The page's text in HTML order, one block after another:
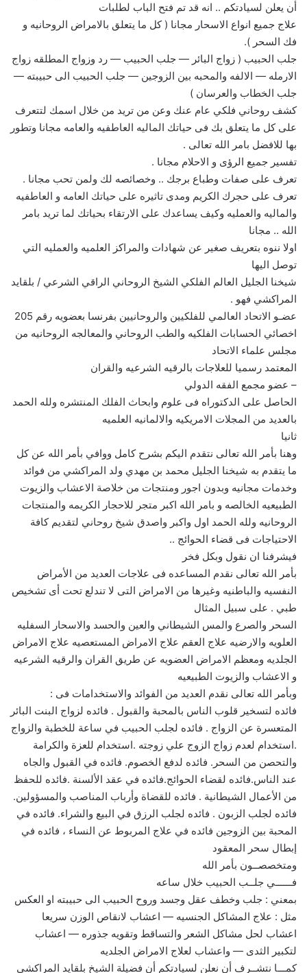
أن يعلن لسيادتكم .. انه قد تم فتح الباب لطلبات
علاج جميع انواع الاسحار مجانا ( كل ما يتعلق بالامراض الروحانيه و
فك السحر ).
جلب الحبيب ( زواج البائر — جلب الحبيب — رد وزواج المطلقه زواج
الارمله — الالفه والمحبه بين الزوجين — جلب الحبيب الى حبيبته —
جلب الخطاب والعرسان )
كشف روحاني فلكي عام عنك وعن من تريد من خلال اسمك لتتعرف
على كل ما يتعلق بك فى حياتك الماليه العاطفيه والعامه مجانا وتطور
بها للافضل بامر الله تعالى .
تفسير جميع الرؤى و الاحلام مجانا .
تعرف على صفات وطباع برجك .. وخصائصه لك ولمن تحب مجانا .
تعرف على حجرك الكريم ومدى تاثيره على حياتك العامه و العاطفيه
والماليه والعمليه وكيف يساعدك على الارتقاء بحياتك لما تريد بامر
الله .. مجانا
اولا ننوه بتعريف صغير عن شهادات والمراكز العلميه والعمليه التي
توصل اليها
شيخنا الجليل العالم الفلكي الشيخ الروحاني الراقي الشرعي / بلقايد
المراكشي فهو .
عضـو الاتحاد العالمي للفلكيين والروحانيين بفرنسا بعضويه رقم 205
اخصائي الحسابات الفلكيه والطب الروحاني والمعالجه الروحانيه من
مجلس علماء الاتحاد
المعتمد رسميا للعلاجات بالرقيه الشرعيه والقران
– عضو مجمع الفقه الدولي
الحاصل على الدكتوراه فى علوم وابحاث الفلك المنتشره ولله الحمد
بالعديد من المجلات الامريكيه والالمانيه العلميه
ثانيا
وهنا بأمر الله تعالى نتقدم اليكم بشرح كامل ووافي بأمر الله عن كل
ما يتقدم به شيخنا الجليل محمد بن مهدي ولد المراكشي من فوائد
وخدمات مجانيه وبدون اجور ومنتجات من خلاصة الاعشاب والزيوت
الطبيعيه الخالصه و بامر الله اكبر متجر للاحجار الكريمه والمنتجات
الروحانيه ولله الحمد اول واكبر واصدق شيخ روحاني لتقديم كافة
الاحتياجات فى قضاء الحوائج ..
فيشرفنا ان نقول وبكل فخر
بأمر الله تعالى نقدم المساعده فى علاجات العديد من الأمراض
النفسيه والباطنيه وغيرها من الامراض التى لا تندلع تحت أى تشخيص
طبي . على سبيل المثال
السحر والصرع والمس الشيطاني والعين والحسد والاسحار السفليه
العلويه والارضيه علاج العقم علاج الامراض المستعصيه علاج الامراض
الجلديه ومعظم الامراض العضويه عن طريق القران والرقيه الشرعيه
و الاعشاب والزيوت الطبيعيه
وبأمر الله تعالى نقدم العديد من الفوائد والاستخدامات فى :
فائده لتسخير قلوب الناس بالمحبة والقبول . فائده لزواج البنت البائر
المتعسرة عن الزواج . فائده لجلب الحبيب في ساعة للخطبة والزواج
.استخدام لعدم زواج الزوج علي زوجته .استخدام للعزة والكرامة
والتحصن من السحر. فائده لدفع الخصوم. فائده في القبول والجاه
عند الناس.فائده لقضاء الحوائج.فائده في عقد الألسنة .فائده للحفظ
من الأعمال الشيطانية . فائده للقضاة وأرباب المناصب والمسؤولين.
فائده لجلب الزبون . فائده لجلب الرزق في البيع والشراء. فائده في
المحبة بين الزوجين فائده في علاج المربوط عن النساء ، فائده في
إبطال سحر المعقود
ومتخصصــون بأمر الله
فــــــي جلــب الحبيب خلال ساعه
بمعني : جلب وخطف عقل وجسد وروح الحبيب الى حبيبته او العكس
مثل : علاج المشاكل الجنسيه — اعشاب لانقاص الوزن سريعا
اعشاب لحل مشاكل الشعر والتساقط وتقويه جذوره — اعشاب
لتكبير الثدى — واعشاب لعلاج الامراض الجلديه
كمـــا نتشــرف أن نعلن لسيادتكم أن فضيلة الشيخ بلقايد المراكشي